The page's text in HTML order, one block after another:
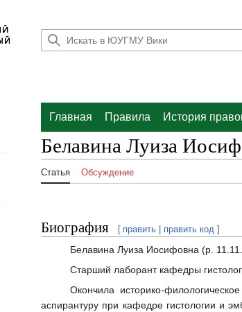
Главная Правила История
Белавина Луиза
Статья Обсуждение
Биография [ править править код ]
Белавина Луиза Иосифовна (р.
Старший лаборант кафедры
Окончила историко-
аспирантуру при кафедре гистологии и